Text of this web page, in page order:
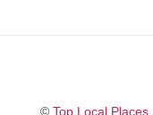
© Top Local Places